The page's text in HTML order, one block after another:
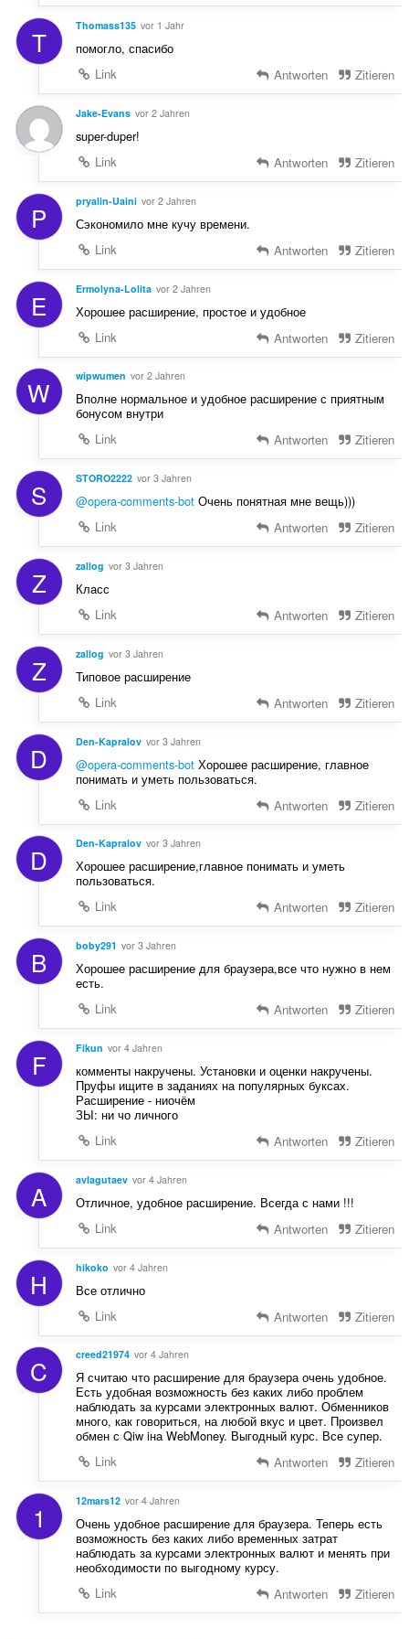
T Thomass135 vor 1 Jahr
помогло, спасибо
Link
Antworten Zitieren
Jake-Evans vor 2 Jahren
super-duper!
Link
Antworten Zitieren
P pryalin-Uaini vor 2 Jahren
Сэкономило мне кучу времени.
Link
Antworten Zitieren
E Ermolyna-Lolita vor 2 Jahren
Хорошее расширение, простое и удобное
Link
Antworten Zitieren
W wipwumen vor 2 Jahren
Вполне нормальное и удобное расширение с приятным
бонусом внутри
Link
Antworten Zitieren
S STORO2222 vor 3 Jahren
@opera-comments-botОчень понятная мне вещь)))
Link
Antworten Zitieren
Z zallog vor 3 Jahren
Класс
Link
Antworten Zitieren
Z zallog vor 3 Jahren
Типовое расширение
Link
Antworten Zitieren
D Den-Kapralov vor 3 Jahren
@opera-comments-botХорошее расширение, главное
понимать и уметь пользоваться.
Link
Antworten Zitieren
D Den-Kapralov vor 3 Jahren
Хорошее расширение,главное понимать и уметь
пользоваться.
Link
Antworten Zitieren
B boby291 vor 3 Jahren
Хорошее расширение для браузера,все что нужно в нем
есть.
Link
Antworten Zitieren
F Fikun vor 4 Jahren
комменты накручены. Установки и оценки накручены.
Пруфы ищите в заданиях на популярных буксах.
Расширение - ниочём
ЗЫ: ни чо личного
Link
Antworten Zitieren
A avIagutaev vor 4 Jahren
Отличное, удобное расширение. Всегда с нами !!!
Link
Antworten Zitieren
H hikoko vor 4 Jahren
Все отлично
Link
Antworten Zitieren
C creed21974 vor 4 Jahren
Я считаю что расширение для браузера очень удобное.
Есть удобная возможность без каких либо проблем
наблюдать за курсами электронных валют. Обменников
много, как говориться, на любой вкус и цвет. Произвел
обмен с Qiw iна WebMoney. Выгодный курс. Все супер.
Link
Antworten Zitieren
1 12mars12 vor 4 Jahren
Очень удобное расширение для браузера. Теперь есть
возможность без каких либо временных затрат
наблюдать за курсами электронных валют и менять при
необходимости по выгодному курсу.
Link
Antworten Zitieren